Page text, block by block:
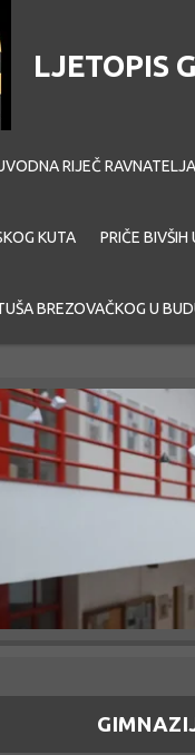
LJETOPIS
RIJEČ RAVNATELJA
KUTA PRIČE BIVŠIH
BREZOVAČKOG U